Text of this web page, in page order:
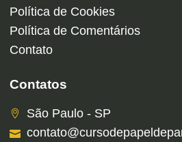
Política de Cookies
Política de Comentários
Contato
Contatos
São Paulo - SP